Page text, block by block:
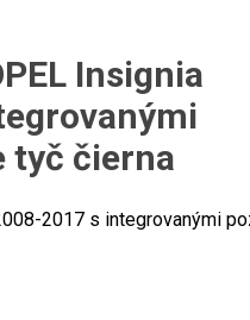
Insignia
tyč čierna
2017 s integrovanými